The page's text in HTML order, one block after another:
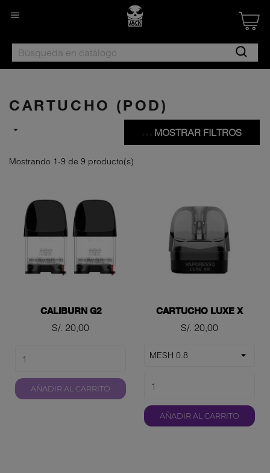

Created by
from the Noun
CARTUCHO (POD)
 MOSTRAR FILTROS
Mostrando 1-9 de 9 producto(s)
CALIBURN G2
Precio
S/. 20,00
AÑADIR AL CARRITO
CARTUCHO LUXE X
Precio
S/. 20,00
AÑADIR AL CARRITO